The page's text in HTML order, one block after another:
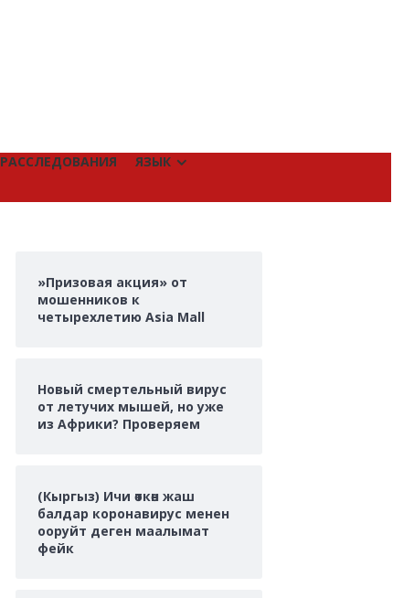
РАССЛЕДОВАНИЯ ЯЗЫК
»Призовая акция» от
мошенников к
четырехлетию Asia Mall
Новый смертельный вирус
от летучих мышей, но уже
из Африки? Проверяем
(Кыргыз) Ичи өткөн жаш
балдар коронавирус менен
ооруйт деген маалымат
фейк